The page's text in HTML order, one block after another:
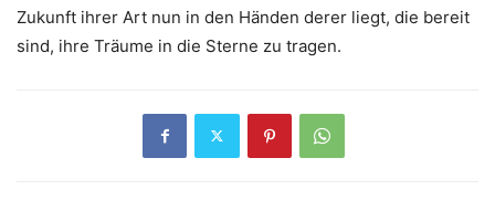
Zukunft ihrer Art nun in den Händen derer liegt, die bereit
sind, ihre Träume in die Sterne zu tragen.